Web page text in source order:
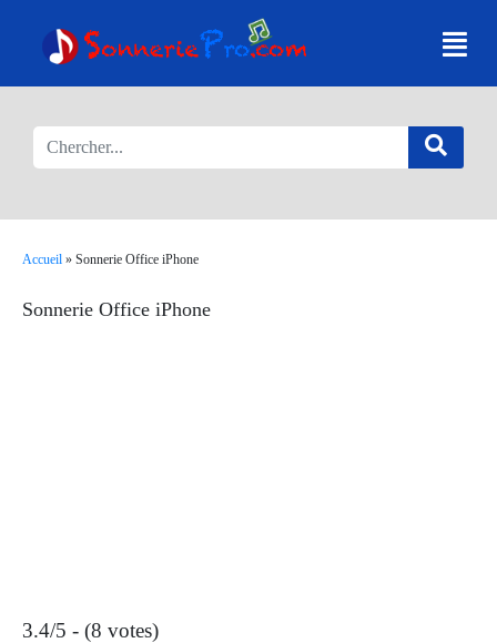
Accueil » Sonnerie Office iPhone
Sonnerie Office iPhone
3.4/5 - (8 votes)